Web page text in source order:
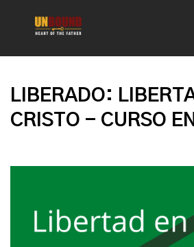
LIBERADO:
CRISTO - CURSO